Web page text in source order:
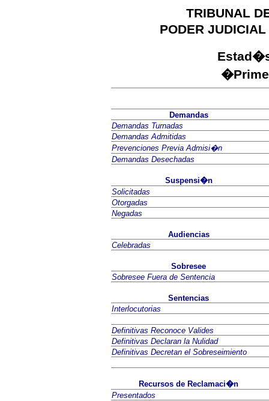
TRIBUNAL
PODER
�
Demandas
Demandas Turnadas
Demandas Admitidas
Prevenciones Previa Admisi�n
Demandas Desechadas
Suspensi�n
Solicitadas
Otorgadas
Negadas
Audiencias
Celebradas
Sobresee
Sobresee Fuera de Sentencia
Sentencias
Interlocutorias
Definitivas Reconoce Valides
Definitivas Declaran la Nulidad
Definitivas Decretan el Sobreseimiento
Recursos de Reclamaci�n
Presentados